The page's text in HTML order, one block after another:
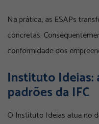
Na prática, as ESAPs
concretas.
conformidade dos
Instituto Ideias:
padrões da IFC
O Instituto Ideias atua no